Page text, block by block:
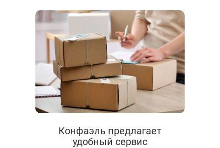
Конфаэль предлагает
удобный сервис